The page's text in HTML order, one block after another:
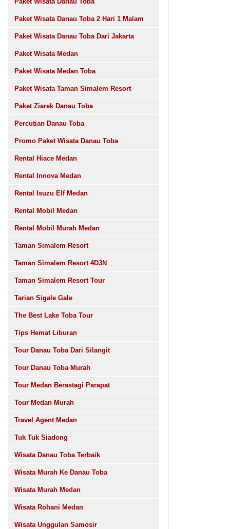
Paket Wisata Danau Toba 2 Hari 1 Malam
Paket Wisata Danau Toba Dari Jakarta
Paket Wisata Medan
Paket Wisata Medan Toba
Paket Wisata Taman Simalem Resort
Paket Ziarek Danau Toba
Percutian Danau Toba
Promo Paket Wisata Danau Toba
Rental Hiace Medan
Rental Innova Medan
Rental Isuzu Elf Medan
Rental Mobil Medan
Rental Mobil Murah Medan
Taman Simalem Resort
Taman Simalem Resort 4D3N
Taman Simalem Resort Tour
Tarian Sigale Gale
The Best Lake Toba Tour
Tips Hemat Liburan
Tour Danau Toba Dari Silangit
Tour Danau Toba Murah
Tour Medan Berastagi Parapat
Tour Medan Murah
Travel Agent Medan
Tuk Tuk Siadong
Wisata Danau Toba Terbaik
Wisata Murah Ke Danau Toba
Wisata Murah Medan
Wisata Rohani Medan
Wisata Unggulan Samosir